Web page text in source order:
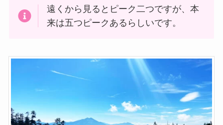
遠くから見るとピーク二つですが、本
来は五つピークあるらしいです。